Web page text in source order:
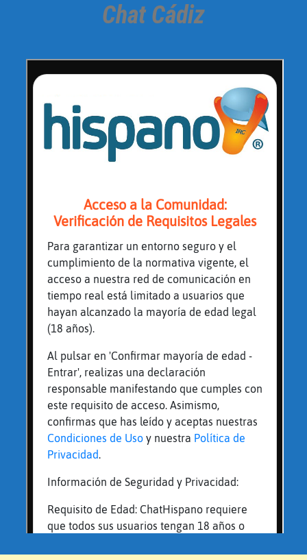
Chat Cádiz